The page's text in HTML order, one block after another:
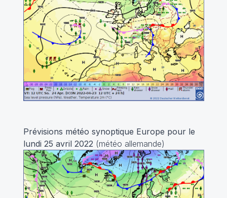
Prévisions météo synoptique Europe pour le
lundi 25 avril 2022 (météo allemande)